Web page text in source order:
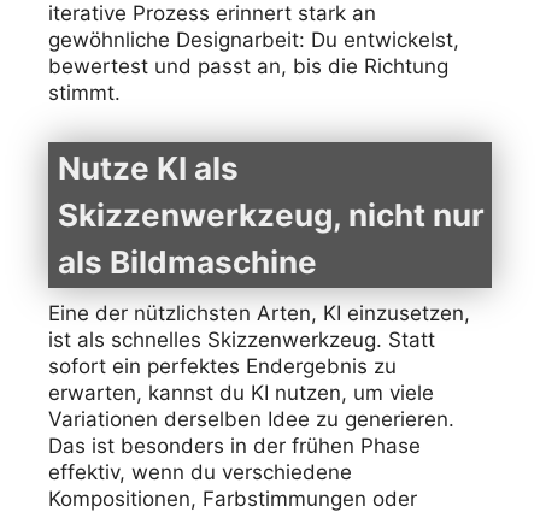
iterative Prozess erinnert stark an
gewöhnliche Designarbeit: Du entwickelst,
bewertest und passt an, bis die Richtung
stimmt.
Nutze KI als
Skizzenwerkzeug, nicht nur
als Bildmaschine
Eine der nützlichsten Arten, KI einzusetzen,
ist als schnelles Skizzenwerkzeug. Statt
sofort ein perfektes Endergebnis zu
erwarten, kannst du KI nutzen, um viele
Variationen derselben Idee zu generieren.
Das ist besonders in der frühen Phase
effektiv, wenn du verschiedene
Kompositionen, Farbstimmungen oder